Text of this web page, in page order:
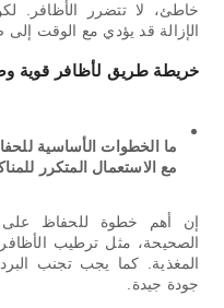
خاطئ، لا تتضرر الأظافر.
الإزالة قد يؤدي مع الوقت
خريطة طريق لأظافر قوية
ما الخطوات الأساسية
مع الاستعمال المتكرر
إن أهم خطوة للحفاظ على
الصحيحة، مثل ترطيب
المغذية. كما يجب تجنب
جودة جيدة.